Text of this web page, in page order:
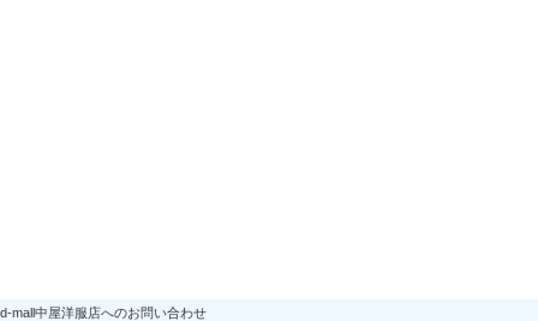
d-mall中屋洋服店へのお問い合わせ